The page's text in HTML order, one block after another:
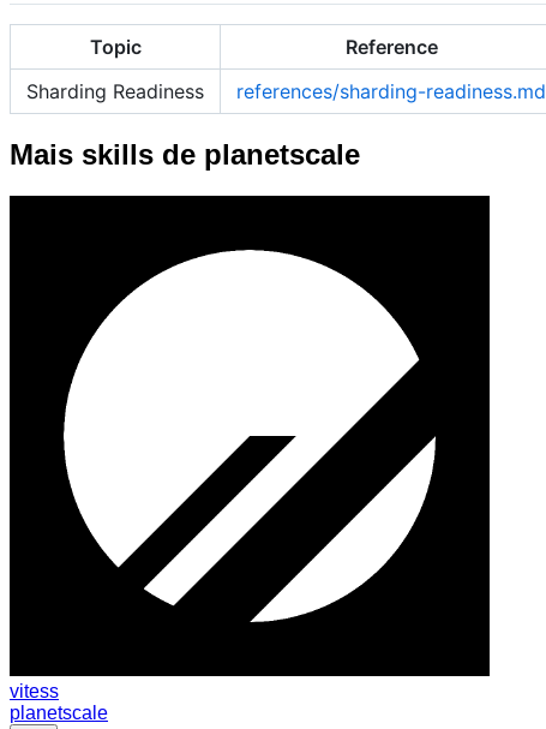
Topic Reference
Sharding Readiness
references/sharding-readiness.md
Mais skills de planetscale
vitess
planetscale